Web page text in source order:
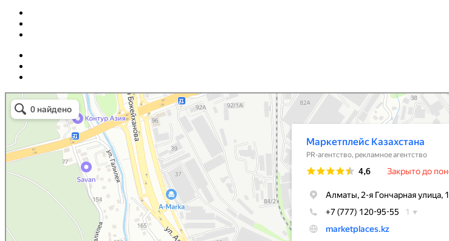
Маркетплейс Казахстана
Рекламное агентство в Алматы
Информационное агентство в Алматы